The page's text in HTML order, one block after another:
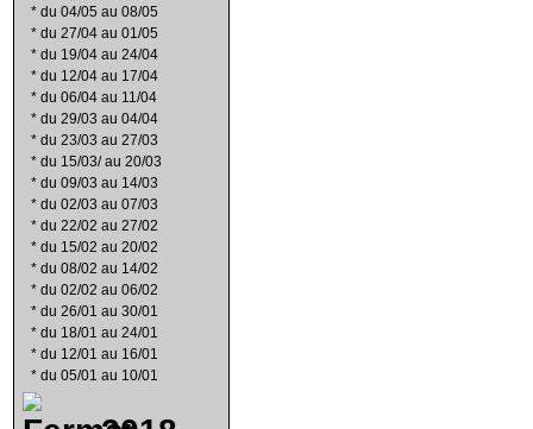
* du 04/05 au 08/05
* du 27/04 au 01/05
* du 19/04 au 24/04
* du 12/04 au 17/04
* du 06/04 au 11/04
* du 29/03 au 04/04
* du 23/03 au 27/03
* du 15/03/ au 20/03
* du 09/03 au 14/03
* du 02/03 au 07/03
* du 22/02 au 27/02
* du 15/02 au 20/02
* du 08/02 au 14/02
* du 02/02 au 06/02
* du 26/01 au 30/01
* du 18/01 au 24/01
* du 12/01 au 16/01
* du 05/01 au 10/01